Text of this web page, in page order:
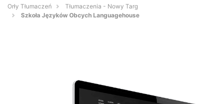
Orły Tłumaczeń
Tłumaczenia - Nowy Targ
Szkoła Języków Obcych Languagehouse